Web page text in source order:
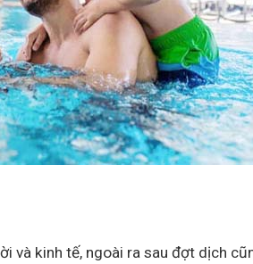
và kinh tế, ngoài ra sau đợt dịch